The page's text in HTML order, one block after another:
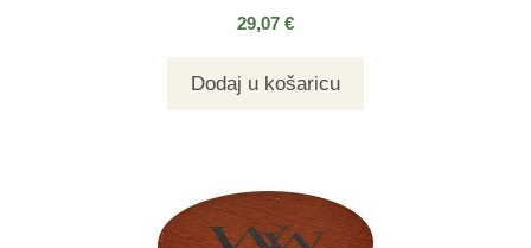
29,07 €
Dodaj u košaricu